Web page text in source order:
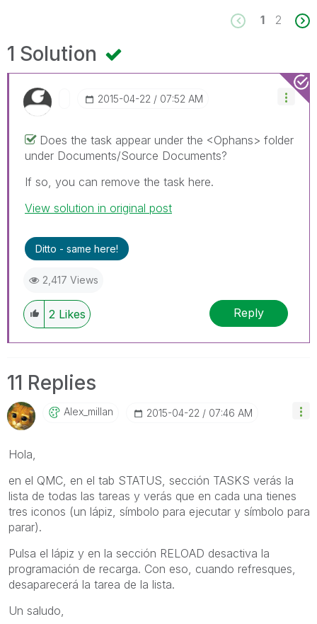
1 2
1 Solution
‎2015-04-22 07:52 AM
Does the task appear under the <Ophans> folder
under Documents/Source Documents?
If so, you can remove the task here.
View solution in original post
Ditto - same here!
2,417 Views
2 Likes Reply
11 Replies
Alex_millan ‎2015-04-22 07:46 AM
Hola,
en el QMC, en el tab STATUS, sección TASKS verás la
lista de todas las tareas y verás que en cada una tienes
tres iconos (un lápiz, símbolo para ejecutar y símbolo para
parar).
Pulsa el lápiz y en la sección RELOAD desactiva la
programación de recarga. Con eso, cuando refresques,
desaparecerá la tarea de la lista.
Un saludo,